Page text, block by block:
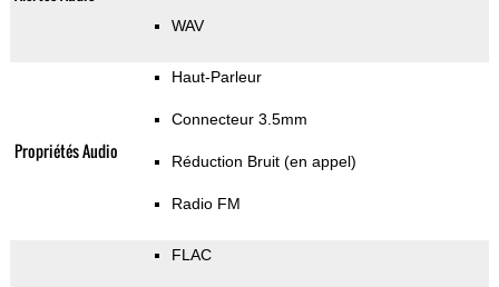
WAV
Propriétés Audio
Haut-Parleur
Connecteur 3.5mm
Réduction Bruit (en appel)
Radio FM
FLAC